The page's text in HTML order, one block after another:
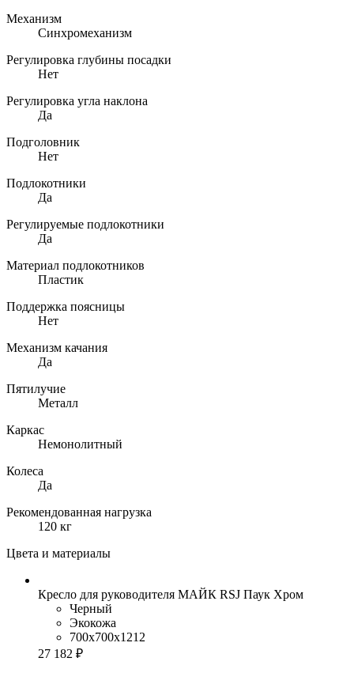
Механизм
Синхромеханизм
Регулировка глубины посадки
Нет
Регулировка угла наклона
Да
Подголовник
Нет
Подлокотники
Да
Регулируемые подлокотники
Да
Материал подлокотников
Пластик
Поддержка поясницы
Нет
Механизм качания
Да
Пятилучие
Металл
Каркас
Немонолитный
Колеса
Да
Рекомендованная нагрузка
120 кг
Цвета и материалы
Кресло для руководителя МАЙК RSJ Паук Хром
Черный
Экокожа
700x700x1212
27 182 ₽